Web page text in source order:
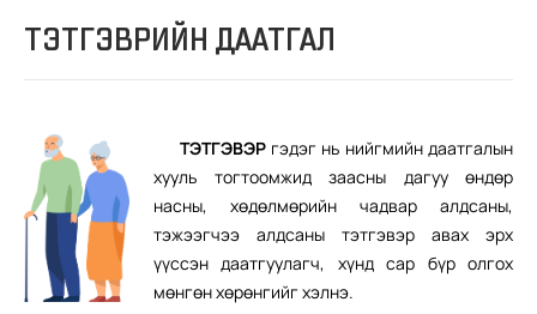
ТЭТГЭВРИЙН ДААТГАЛ
ТЭТГЭВЭР гэдэг нь нийгмийн даатгалын
хууль тогтоомжид заасны дагуу өндөр
насны, хөдөлмөрийн чадвар алдсаны,
тэжээгчээ алдсаны тэтгэвэр авах эрх
үүссэн даатгуулагч, хүнд сар бүр олгох
мөнгөн хөрөнгийг хэлнэ.